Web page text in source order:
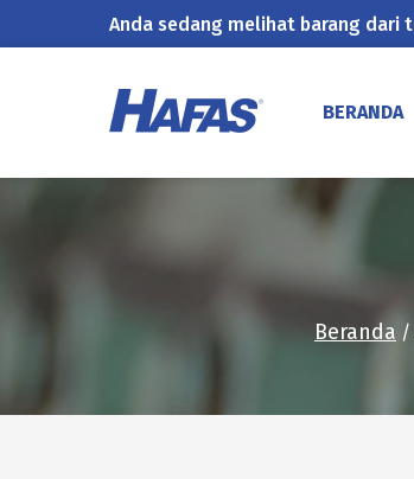
Anda sedang melihat barang dari
BERANDA
Beranda /